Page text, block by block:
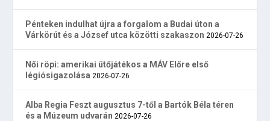
Pénteken indulhat újra a forgalom a Budai úton a
Várkörút és a József utca közötti szakaszon 2026-07-26
Női röpi: amerikai ütőjátékos a MÁV Előre első
légiósigazolása 2026-07-26
Alba Regia Feszt augusztus 7-től a Bartók Béla téren
és a Múzeum udvarán 2026-07-26